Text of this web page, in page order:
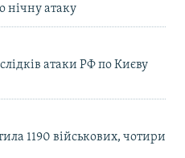
нічну атаку
атаки РФ по Києву
1190 військових, чотири